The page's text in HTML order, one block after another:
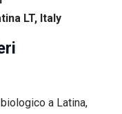
LT, Italy
a Latina,